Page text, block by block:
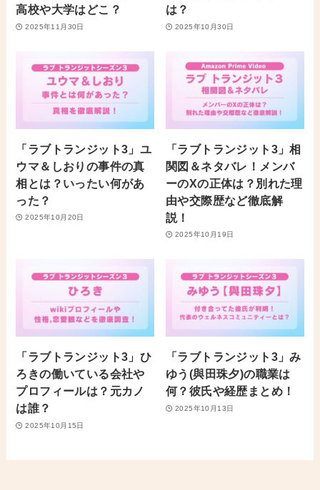
高校や大学はどこ？
2025年11月30日
は？
2025年10月30日
「ラブトランジット3」ユ
ウマ＆しおりの事件の真
相とは？いったい何があ
った？
2025年10月20日
「ラブトランジット3」相
関図＆ネタバレ！メンバ
ーのXの正体は？別れた理
由や交際歴など徹底解
説！
2025年10月19日
「ラブトランジット3」ひ
ろきの働いている会社や
プロフィールは？元カノ
は誰？
2025年10月15日
「ラブトランジット3」み
ゆう(與田珠夕)の職業は
何？彼氏や経歴まとめ！
2025年10月13日